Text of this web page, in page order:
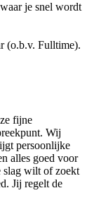
je snel wordt
(o.b.v. Fulltime).
fijne
Wij
persoonlijke
alles goed voor
slag wilt of zoekt
Jij regelt de